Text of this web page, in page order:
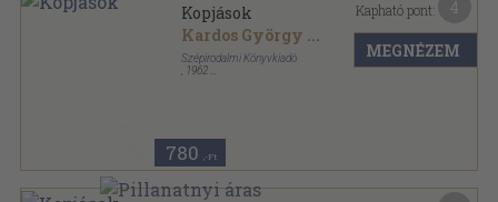
Kopjások
Kardos György ...
Szépirodalmi Könyvkiadó
1962
780 ,-Ft
Kapható pont:
MEGNÉZEM